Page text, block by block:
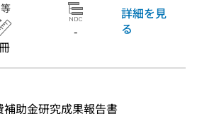
-
詳細を見
る
助金研究成果報告書